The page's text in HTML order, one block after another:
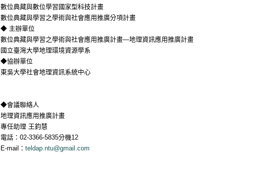
數位典藏與數位學習國家型科技計畫
數位典藏與學習之學術與社會應用推廣分項計畫
◆ 主辦單位
數位典藏與學習之學術與社會應用推廣計畫—地理資訊應用推廣計畫
國立臺灣大學地理環境資源學系
◆協辦單位
東吳大學社會地理資訊系統中心
◆會議聯絡人
地理資訊應用推廣計畫
專任助理 王鈞慧
電話：02-3366-5835分機12
E-mail： teldap.ntu@gmail.com